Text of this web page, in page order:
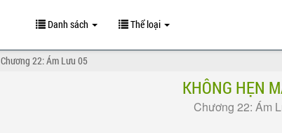
Danh sách Thể loại
Chương 22: Ám Lưu 05
KHÔNG HẸN
Chương 22: Ám